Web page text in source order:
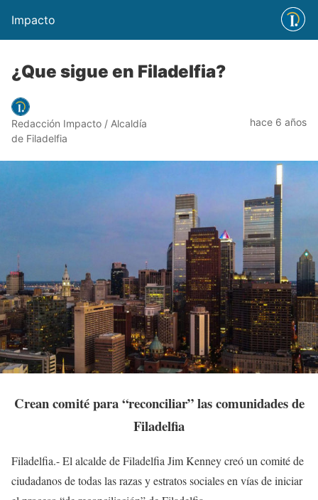
Impacto
¿Que sigue en Filadelfia?
Redacción Impacto / Alcaldía
de Filadelfia
hace 6 años
Crean comité para “reconciliar” las comunidades de
Filadelfia
Filadelfia.- El alcalde de Filadelfia Jim Kenney creó un comité de
ciudadanos de todas las razas y estratos sociales en vías de iniciar